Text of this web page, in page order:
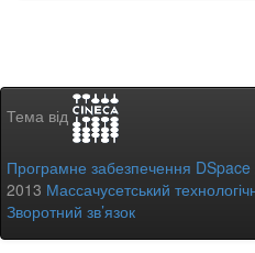
Тема від
Програмне забезпечення DSpace
2013 Массачусетський
Зворотний зв’язок